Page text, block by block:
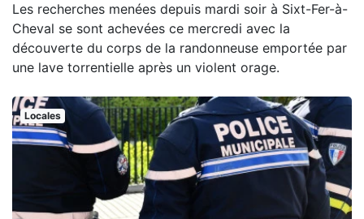
Les recherches menées depuis mardi soir à Sixt-Fer-à-
Cheval se sont achevées ce mercredi avec la
découverte du corps de la randonneuse emportée par
une lave torrentielle après un violent orage.
Locales